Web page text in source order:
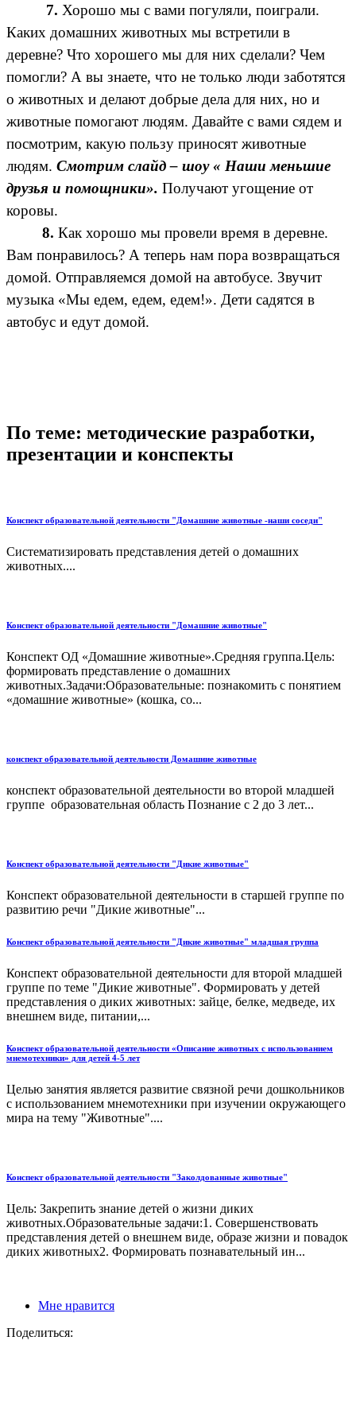
7. Хорошо мы с вами погуляли, поиграли.
Каких домашних животных мы встретили в
деревне? Что хорошего мы для них сделали? Чем
помогли? А вы знаете, что не только люди заботятся
о животных и делают добрые дела для них, но и
животные помогают людям. Давайте с вами сядем и
посмотрим, какую пользу приносят животные
людям. Смотрим слайд – шоу « Наши меньшие
друзья и помощники». Получают угощение от
коровы.
8. Как хорошо мы провели время в деревне.
Вам понравилось? А теперь нам пора возвращаться
домой. Отправляемся домой на автобусе. Звучит
музыка «Мы едем, едем, едем!». Дети садятся в
автобус и едут домой.
По теме: методические разработки,
презентации и конспекты
Конспект образовательной деятельности "Домашние животные -наши соседи"
Систематизировать представления детей о домашних
животных....
Конспект образовательной деятельности "Домашние животные"
Конспект ОД «Домашние животные».Средняя группа.Цель:
формировать представление о домашних
животных.Задачи:Образовательные: познакомить с понятием
«домашние животные» (кошка, со...
конспект образовательной деятельности Домашние животные
конспект образовательной деятельности во второй младшей
группе образовательная область Познание с 2 до 3 лет...
Конспект образовательной деятельности "Дикие животные"
Конспект образовательной деятельности в старшей группе по
развитию речи "Дикие животные"...
Конспект образовательной деятельности "Дикие животные" младшая группа
Конспект образовательной деятельности для второй младшей
группе по теме "Дикие животные". Формировать у детей
представления о диких животных: зайце, белке, медведе, их
внешнем виде, питании,...
Конспект образовательной деятельности «Описание животных с использованием
мнемотехники» для детей 4-5 лет
Целью занятия является развитие связной речи дошкольников
с использованием мнемотехники при изучении окружающего
мира на тему "Животные"....
Конспект образовательной деятельности "Заколдованные животные"
Цель: Закрепить знание детей о жизни диких
животных.Образовательные задачи:1. Совершенствовать
представления детей о внешнем виде, образе жизни и повадок
диких животных2. Формировать познавательный ин...
Мне нравится
Поделиться: